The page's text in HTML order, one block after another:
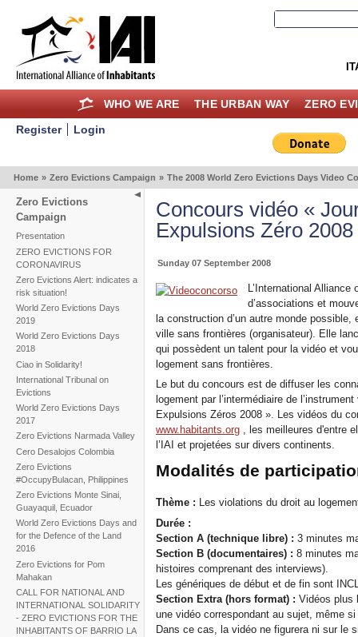
WHO WE ARE THE URBAN WAY ZERO
Register Login
Home » Zero Evictions Campaign » The 2008 World Zero Evictions Days Video
Zero Evictions
Campaign
Presentation
ZERO EVICTIONS FOR
CORONAVIRUS
Zero Evictions Alert: indicates a
risk situation!
World Zero Evictions Days
2019
World Zero Evictions Days
2018
Ciao in Solidarity!
International Tribunal on
Evictions
World Zero Evictions Days
2017
Zero Evictions Narmada Valley
Cero Desalojos Colombia
Zero Evictions
#OccupyBulacan, Philippines
Zero Evictions Monte Sinai,
Guayaquil, Ecuador
World Zero Evictions Days and
for the Defence of the Land
2016
Zero Evictions for Pom
Mahakan
CALL FOR NATIONAL AND
INTERNATIONAL SOLIDARITY
- ZERO EVICTIONS FOR THE
INHABITANTS OF BARRIO LA
Concours vidéo «
Expulsions Zéro 2008
Sunday 07 September 2008
L’International
d’associations et
la construction d’un autre monde
ville sans frontières (organisateur). Elle
qui possèdent un talent pour la vidéo et
logement sans frontières.
Le but du concours est de diffuser les
logement par l’intermédiaire de
Expulsions Zéros 2008 ». Les vidéos du
www.habitants.org , les meilleures d'entre
l’IAI et projetées sur divers continents.
Modalités de
Thème : Les violations du droit au
Durée :
Section A (technique libre) :3 minutes
Section B (documentaires) :8 minutes
histoires comprenant des interviews).
Les génériques de début et de fin sont
Section Extra (hors format) :Vidéos plus
une vidéo correspondant au sujet, même
Dans ce cas, la vidéo ne figurera ni sur le